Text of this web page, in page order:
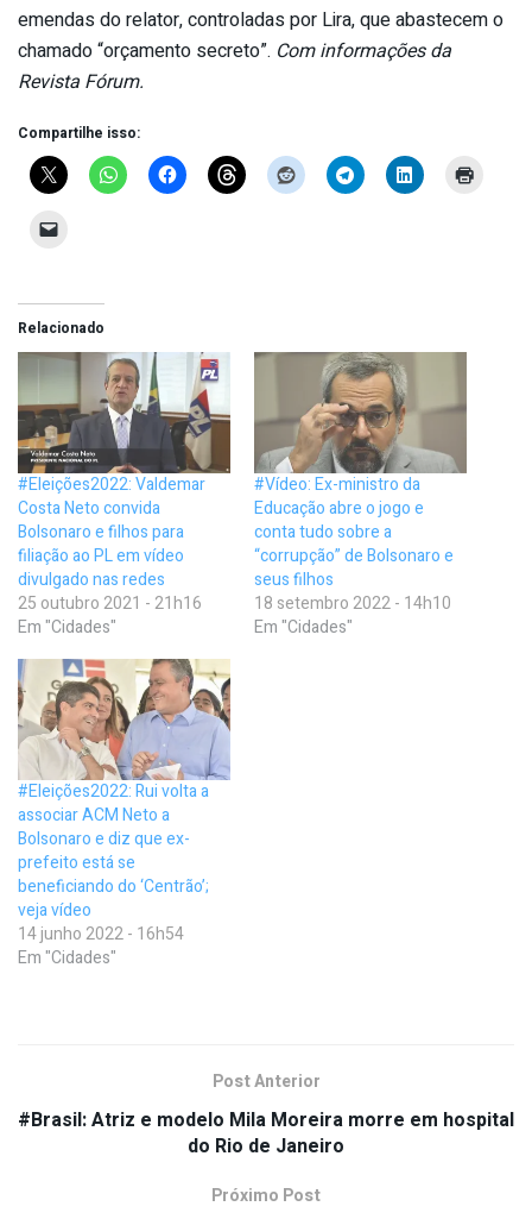
emendas do relator, controladas por Lira, que abastecem o
chamado “orçamento secreto”. Com informações da
Revista Fórum.
Compartilhe isso:
Relacionado
#Eleições2022: Valdemar
Costa Neto convida
Bolsonaro e filhos para
filiação ao PL em vídeo
divulgado nas redes
25 outubro 2021 - 21h16
Em "Cidades"
#Vídeo: Ex-ministro da
Educação abre o jogo e
conta tudo sobre a
“corrupção” de Bolsonaro e
seus filhos
18 setembro 2022 - 14h10
Em "Cidades"
#Eleições2022: Rui volta a
associar ACM Neto a
Bolsonaro e diz que ex-
prefeito está se
beneficiando do ‘Centrão’;
veja vídeo
14 junho 2022 - 16h54
Em "Cidades"
Post Anterior
#Brasil: Atriz e modelo Mila Moreira morre em hospital
do Rio de Janeiro
Próximo Post